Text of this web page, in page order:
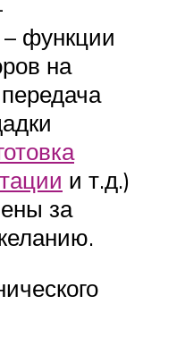
функции
на
и т.д.)
за